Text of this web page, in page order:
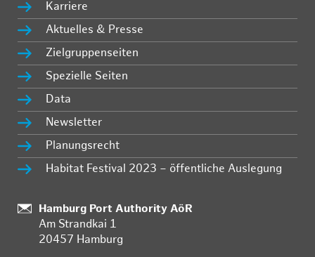
Karriere
Aktuelles & Presse
Zielgruppenseiten
Spezielle Seiten
Data
Newsletter
Planungsrecht
Habitat Festival 2023 – öffentliche Auslegung
Standort:
Hamburg Port Authority AöR
Am Strandkai 1
20457 Hamburg